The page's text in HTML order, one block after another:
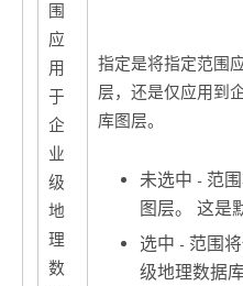
围
应
用
于
企
业
级
地
理
数
指定是将指定范围
层，还是仅应用到
库图层。
未选中 - 范
图层。 这是
选中 - 范围
级地理数据库